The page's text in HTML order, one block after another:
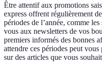
Être attentif aux promotions
express offrent régulièrement
périodes de l’année, comme
vous aux newsletters de vos
premiers informés des bonnes
attendre ces périodes peut
sur des articles que vous